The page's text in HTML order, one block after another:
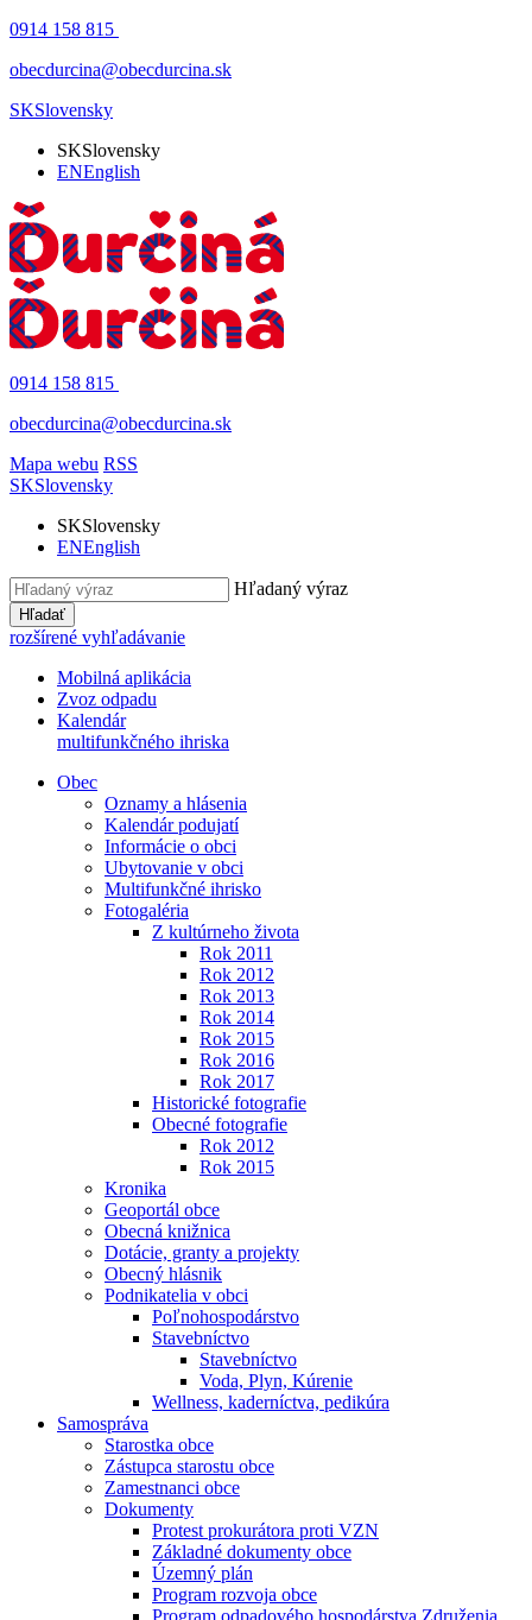
0914 158 815
obecdurcina@obecdurcina.sk
SKSlovensky
SKSlovensky
ENEnglish
0914 158 815
obecdurcina@obecdurcina.sk
Mapa webu RSS
SKSlovensky
SKSlovensky
ENEnglish
Hľadaný výraz
Hľadať
rozšírené vyhľadávanie
Mobilná aplikácia
Zvoz odpadu
Kalendár
multifunkčného ihriska
Obec
Oznamy a hlásenia
Kalendár podujatí
Informácie o obci
Ubytovanie v obci
Multifunkčné ihrisko
Fotogaléria
Z kultúrneho života
Rok 2011
Rok 2012
Rok 2013
Rok 2014
Rok 2015
Rok 2016
Rok 2017
Historické fotografie
Obecné fotografie
Rok 2012
Rok 2015
Kronika
Geoportál obce
Obecná knižnica
Dotácie, granty a projekty
Obecný hlásnik
Podnikatelia v obci
Poľnohospodárstvo
Stavebníctvo
Stavebníctvo
Voda, Plyn, Kúrenie
Wellness, kaderníctva, pedikúra
Samospráva
Starostka obce
Zástupca starostu obce
Zamestnanci obce
Dokumenty
Protest prokurátora proti VZN
Základné dokumenty obce
Územný plán
Program rozvoja obce
Program odpadového hospodárstva Združenia